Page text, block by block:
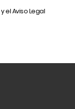
y elAviso Legal